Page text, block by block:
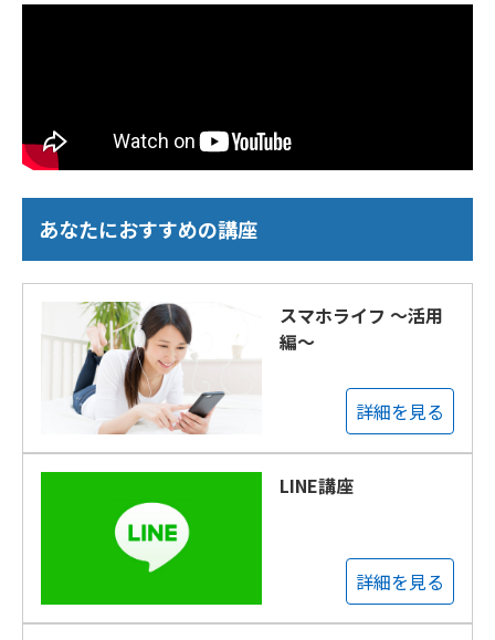
あなたにおすすめの講座
スマホライフ ～活用
編～
詳細を見る
LINE講座
詳細を見る